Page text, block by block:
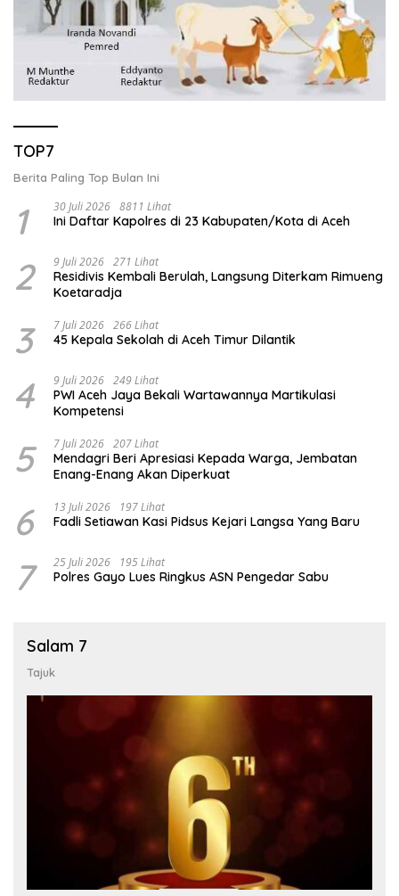
TOP7
Berita Paling Top Bulan Ini
1 30 Juli 2026 8811 Lihat
Ini Daftar Kapolres di 23 Kabupaten/Kota di Aceh
2 9 Juli 2026 271 Lihat
Residivis Kembali Berulah, Langsung Diterkam Rimueng
Koetaradja
3 7 Juli 2026 266 Lihat
45 Kepala Sekolah di Aceh Timur Dilantik
4 9 Juli 2026 249 Lihat
PWI Aceh Jaya Bekali Wartawannya Martikulasi
Kompetensi
5 7 Juli 2026 207 Lihat
Mendagri Beri Apresiasi Kepada Warga, Jembatan
Enang-Enang Akan Diperkuat
6 13 Juli 2026 197 Lihat
Fadli Setiawan Kasi Pidsus Kejari Langsa Yang Baru
7 25 Juli 2026 195 Lihat
Polres Gayo Lues Ringkus ASN Pengedar Sabu
Salam 7
Tajuk